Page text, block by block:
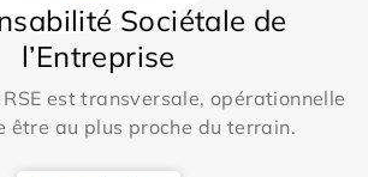
Sociétale de
l’Entreprise
est transversale, opérationnelle
être au plus proche du terrain.